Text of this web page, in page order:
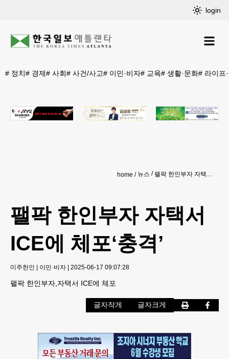
login
# 정치# 경제# 사회# 사건/사고# 이민·비자# 교육# 생활·문화# 라이프
home 뉴스 팰팍 한인부자 자택서 ICE에 체포‘충격’
팰팍 한인부자 자택서
ICE에 체포‘충격’
미주한인 | 이민·비자 | 2025-06-17 09:07:28
팰팍 한인부자,자택서 ICE에 체포
글자작게 글자크게